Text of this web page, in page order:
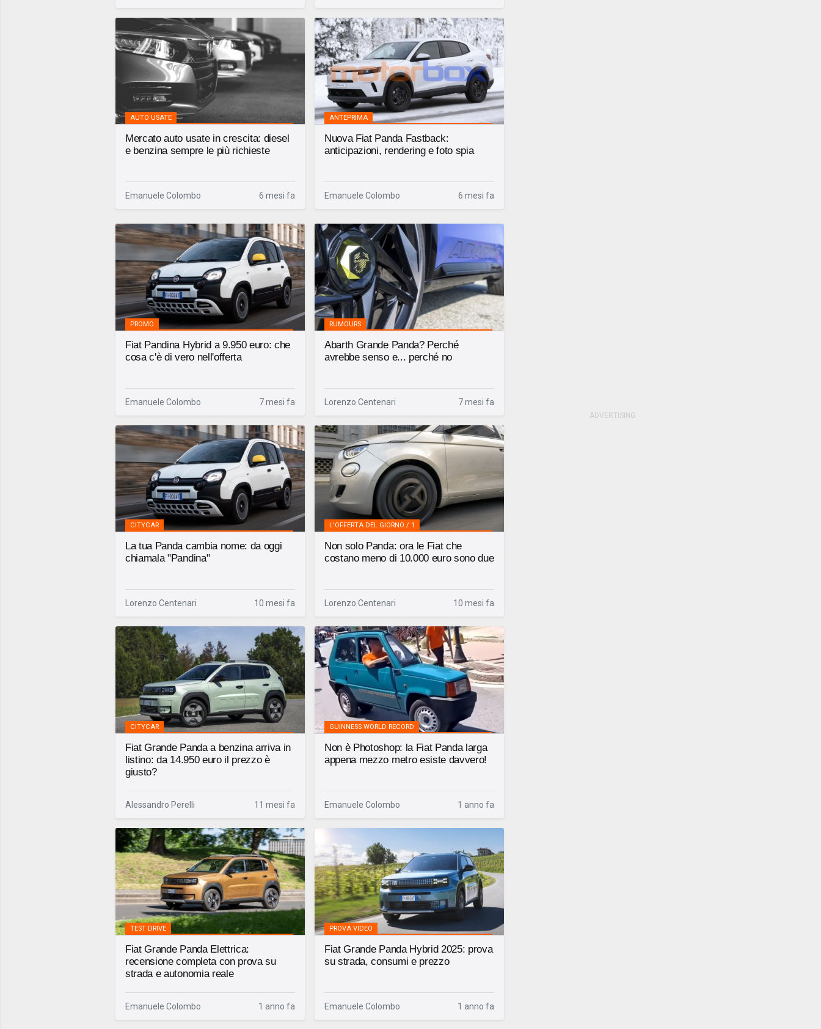
AUTO USATE
Mercato auto usate in crescita: diesel
e benzina sempre le più richieste
Emanuele Colombo 6 mesi fa
ANTEPRIMA
Nuova Fiat Panda Fastback:
anticipazioni, rendering e foto spia
Emanuele Colombo 6 mesi fa
PROMO
Fiat Pandina Hybrid a 9.950 euro: che
cosa c'è di vero nell'offerta
Emanuele Colombo 7 mesi fa
RUMOURS
Abarth Grande Panda? Perché
avrebbe senso e... perché no
Lorenzo Centenari 7 mesi fa
CITYCAR
La tua Panda cambia nome: da oggi
chiamala "Pandina"
Lorenzo Centenari 10 mesi fa
L'OFFERTA DEL GIORNO / 1
Non solo Panda: ora le Fiat che
costano meno di 10.000 euro sono due
Lorenzo Centenari 10 mesi fa
CITYCAR
Fiat Grande Panda a benzina arriva in
listino: da 14.950 euro il prezzo è
giusto?
Alessandro Perelli 11 mesi fa
GUINNESS WORLD RECORD
Non è Photoshop: la Fiat Panda larga
appena mezzo metro esiste davvero!
Emanuele Colombo 1 anno fa
TEST DRIVE
Fiat Grande Panda Elettrica:
recensione completa con prova su
strada e autonomia reale
Emanuele Colombo 1 anno fa
PROVA VIDEO
Fiat Grande Panda Hybrid 2025: prova
su strada, consumi e prezzo
Emanuele Colombo 1 anno fa